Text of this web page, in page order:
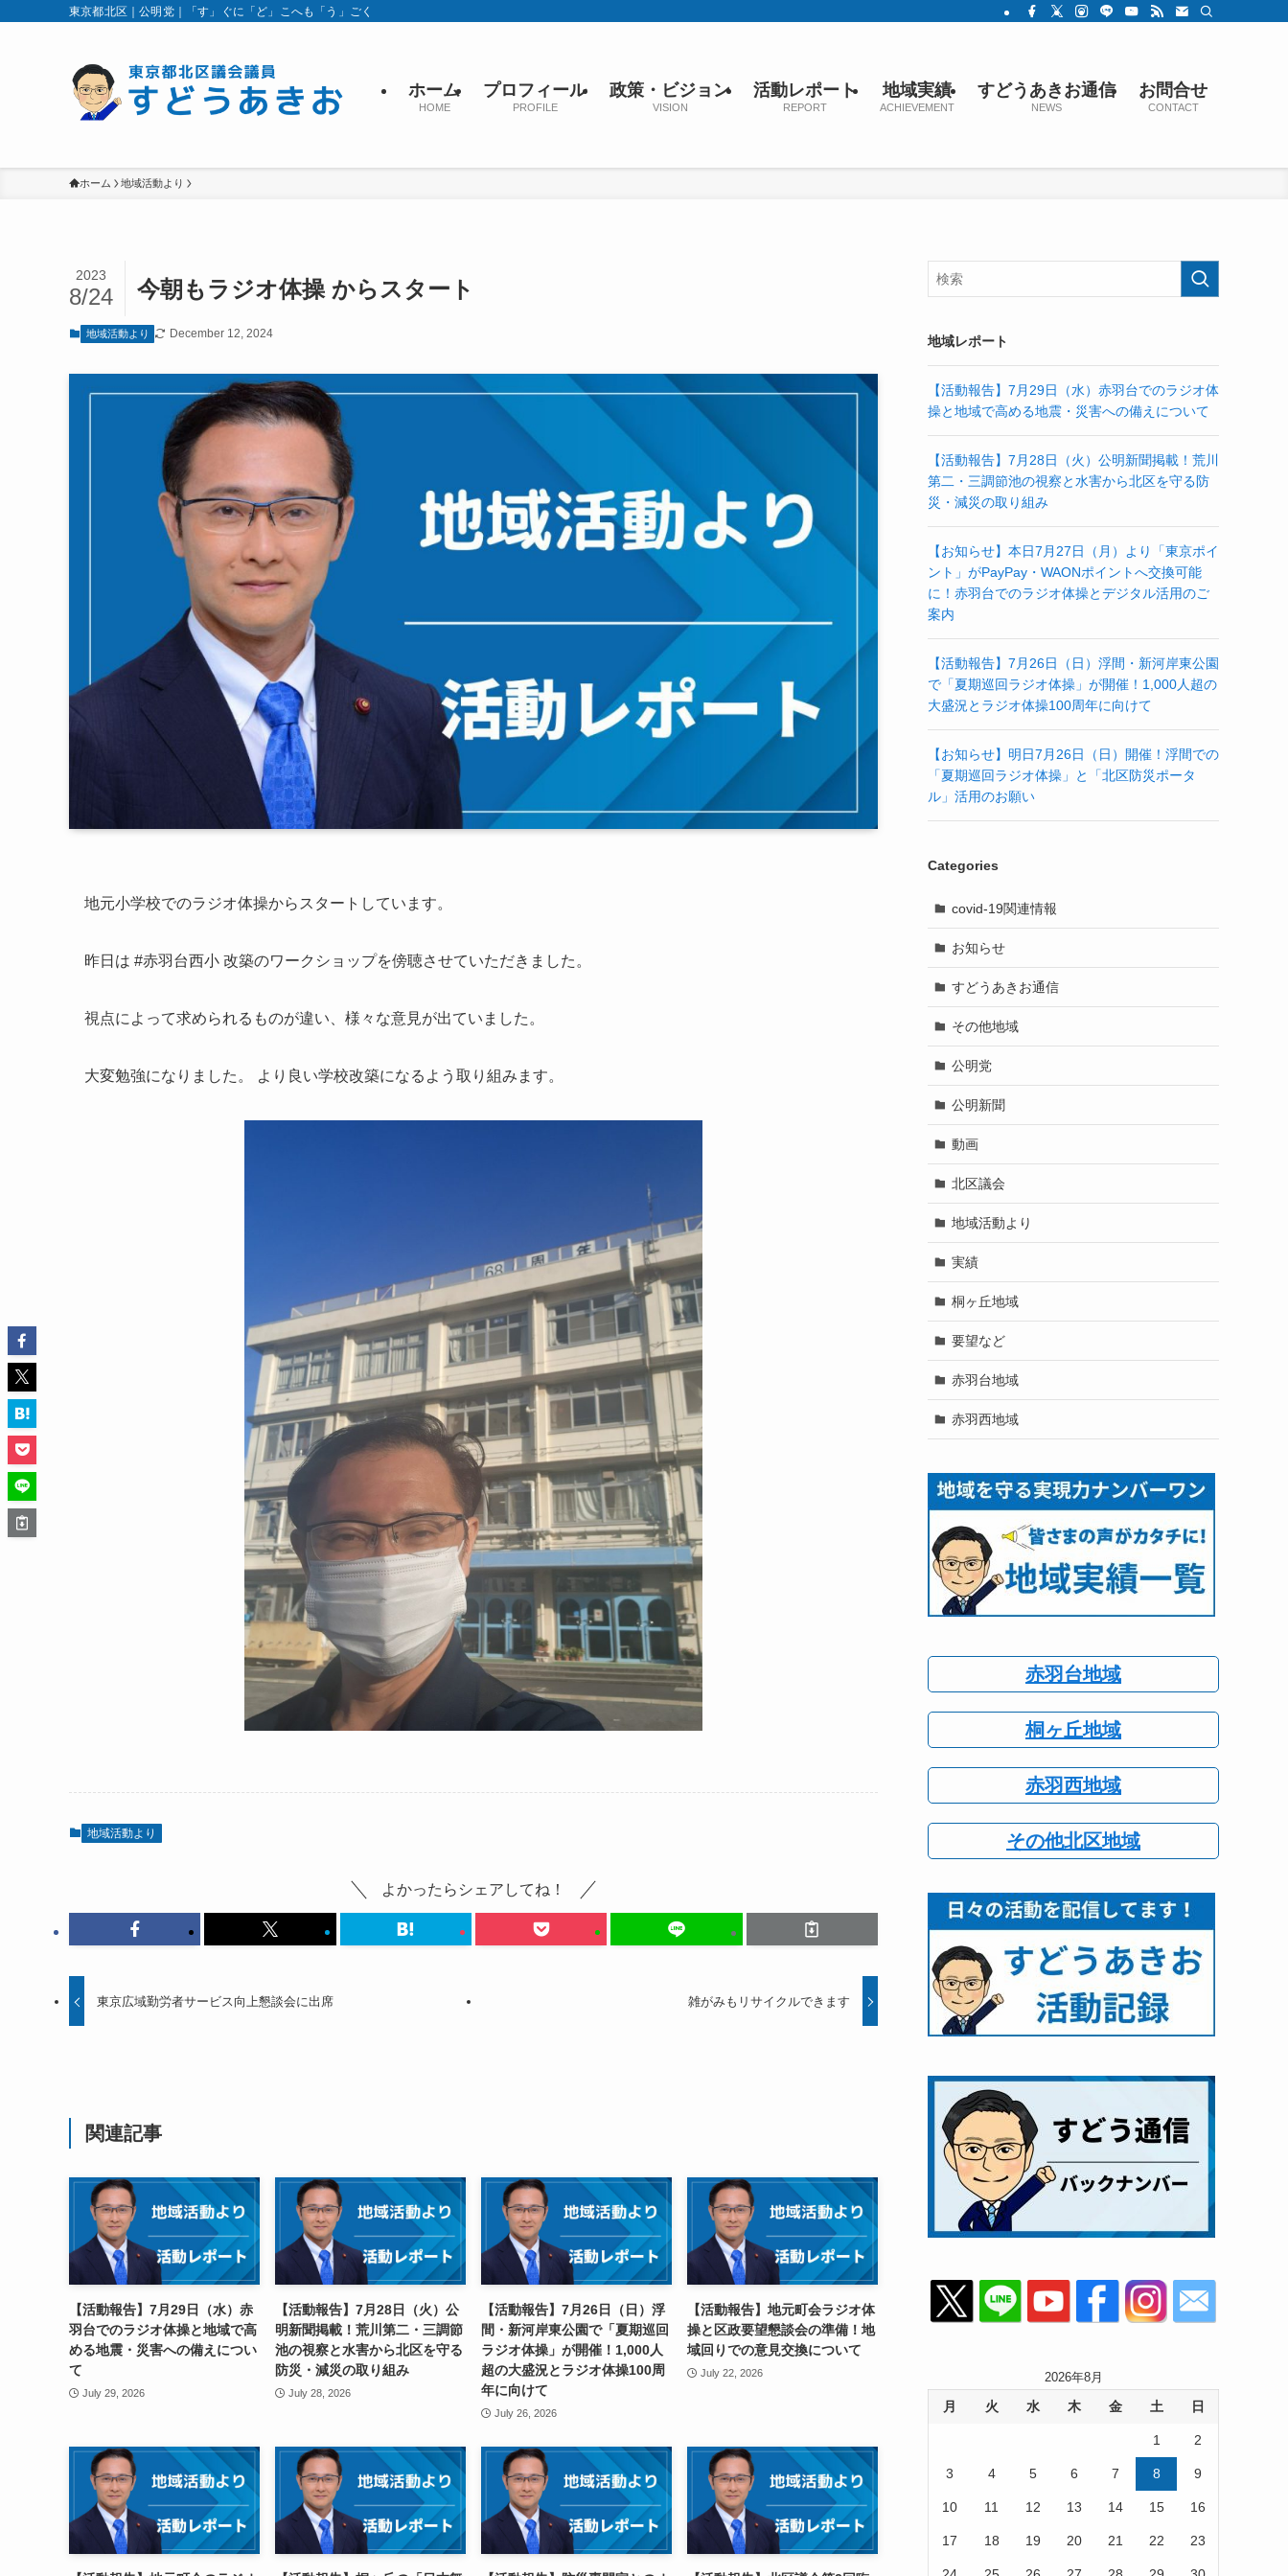
東京都北区｜公明党｜「す」ぐに「ど」こへも「う」ごく
ホーム
HOME
プロフィール
PROFILE
政策・ビジョン
VISION
活動レポート
REPORT
地域実績
ACHIEVEMENT
すどうあきお通信
NEWS
お問合せ
CONTACT
ホーム 地域活動より
今朝もラジオ体操 からスタート
2023
8/24
地域活動より December 12, 2024
地元小学校でのラジオ体操からスタートしています。
昨日は #赤羽台西小 改築のワークショップを傍聴させていただきました。
視点によって求められるものが違い、様々な意見が出ていました。
大変勉強になりました。 より良い学校改築になるよう取り組みます。
地域活動より
よかったらシェアしてね！
東京広域勤労者サービス向上懇談会に出席 雑がみもリサイクルできます
関連記事
【活動報告】7月29日（水）赤
羽台でのラジオ体操と地域で高
める地震・災害への備えについ
て
July 29, 2026
【活動報告】7月28日（火）公
明新聞掲載！荒川第二・三調節
池の視察と水害から北区を守る
防災・減災の取り組み
July 28, 2026
【活動報告】7月26日（日）浮
間・新河岸東公園で「夏期巡回
ラジオ体操」が開催！1,000人
超の大盛況とラジオ体操100周
年に向けて
July 26, 2026
【活動報告】地元町会ラジオ体
操と区政要望懇談会の準備！地
域回りでの意見交換について
July 22, 2026
地域レポート
【活動報告】7月29日（水）赤羽台でのラジオ体
操と地域で高める地震・災害への備えについて
【活動報告】7月28日（火）公明新聞掲載！荒川
第二・三調節池の視察と水害から北区を守る防
災・減災の取り組み
【お知らせ】本日7月27日（月）より「東京ポイ
ント」がPayPay・WAONポイントへ交換可能
に！赤羽台でのラジオ体操とデジタル活用のご
案内
【活動報告】7月26日（日）浮間・新河岸東公園
で「夏期巡回ラジオ体操」が開催！1,000人超の
大盛況とラジオ体操100周年に向けて
【お知らせ】明日7月26日（日）開催！浮間での
「夏期巡回ラジオ体操」と「北区防災ポータ
ル」活用のお願い
Categories
covid-19関連情報
お知らせ
すどうあきお通信
その他地域
公明党
公明新聞
動画
北区議会
地域活動より
実績
桐ヶ丘地域
要望など
赤羽台地域
赤羽西地域
赤羽台地域
桐ヶ丘地域
赤羽西地域
その他北区地域
2026年8月
月 火 水 木 金 土 日
1 2
3 4 5 6 7 8 9
10 11 12 13 14 15 16
17 18 19 20 21 22 23